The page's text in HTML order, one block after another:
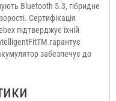
Bluetooth 5.3, гібридне
Сертифікація
підтверджує їхній
гарантує
забезпечує до